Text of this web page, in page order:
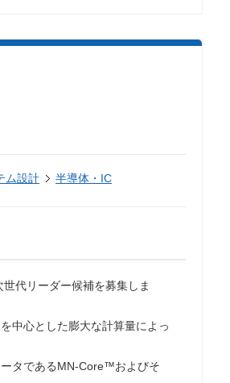
ム設計 半導体・IC
代リーダー候補を募集しま
中心とした膨大な計算量によっ
タであるMN-Core™およびそ